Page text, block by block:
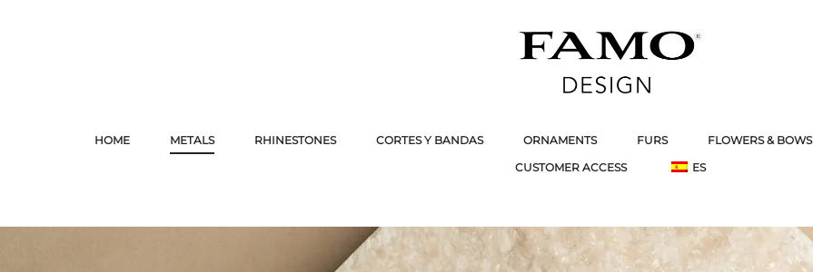
HOME METALS RHINESTONES CORTES Y BANDAS ORNAMENTS FURS FLOWERS & BOWS
CUSTOMER ACCESS
ES